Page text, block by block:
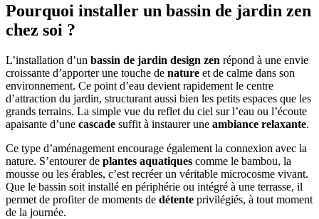
Pourquoi installer un bassin de jardin zen
chez soi ?
L’installation d’un bassin de jardin design zen répond à une envie
croissante d’apporter une touche de nature et de calme dans son
environnement. Ce point d’eau devient rapidement le centre
d’attraction du jardin, structurant aussi bien les petits espaces que les
grands terrains. La simple vue du reflet du ciel sur l’eau ou l’écoute
apaisante d’une cascade suffit à instaurer une ambiance relaxante.
Ce type d’aménagement encourage également la connexion avec la
nature. S’entourer de plantes aquatiques comme le bambou, la
mousse ou les érables, c’est recréer un véritable microcosme vivant.
Que le bassin soit installé en périphérie ou intégré à une terrasse, il
permet de profiter de moments de détente privilégiés, à tout moment
de la journée.